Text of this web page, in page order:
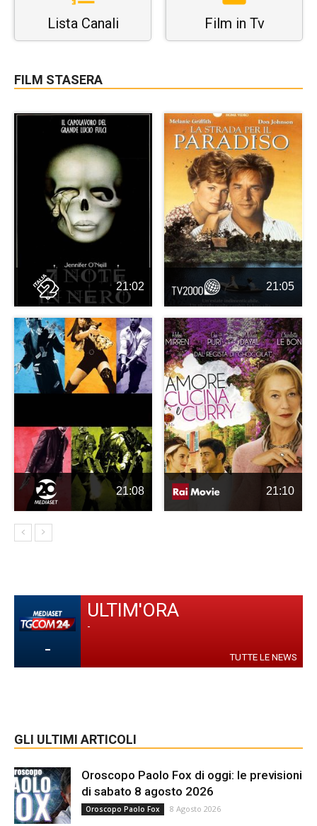
Lista Canali Film in Tv
FILM STASERA
21:02 21:05
21:08 21:10
-
ULTIM'ORA
-
TUTTE LE NEWS
GLI ULTIMI ARTICOLI
Oroscopo Paolo Fox di oggi: le previsioni
di sabato 8 agosto 2026
Oroscopo Paolo Fox 8 Agosto 2026